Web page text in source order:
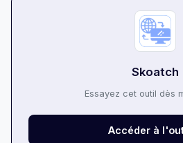
Skoatch
Essayez cet outil dès
Accéder à